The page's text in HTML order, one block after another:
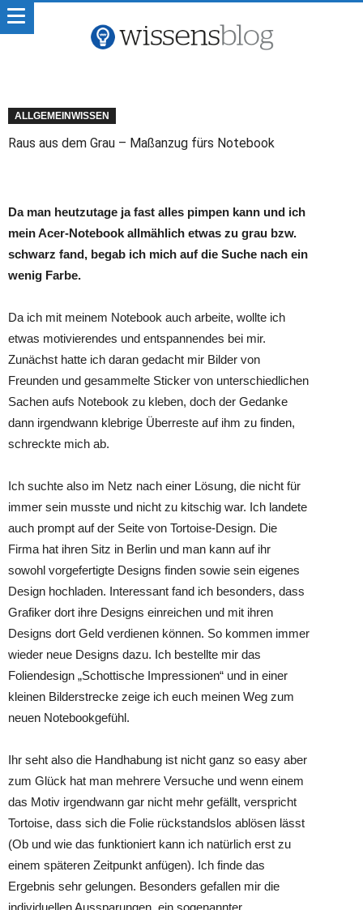
ALLGEMEINWISSEN
Raus aus dem Grau – Maßanzug fürs Notebook
Da man heutzutage ja fast alles pimpen kann und ich
mein Acer-Notebook allmählich etwas zu grau bzw.
schwarz fand, begab ich mich auf die Suche nach ein
wenig Farbe.
Da ich mit meinem Notebook auch arbeite, wollte ich
etwas motivierendes und entspannendes bei mir.
Zunächst hatte ich daran gedacht mir Bilder von
Freunden und gesammelte Sticker von unterschiedlichen
Sachen aufs Notebook zu kleben, doch der Gedanke
dann irgendwann klebrige Überreste auf ihm zu finden,
schreckte mich ab.
Ich suchte also im Netz nach einer Lösung, die nicht für
immer sein musste und nicht zu kitschig war. Ich landete
auch prompt auf der Seite von Tortoise-Design. Die
Firma hat ihren Sitz in Berlin und man kann auf ihr
sowohl vorgefertigte Designs finden sowie sein eigenes
Design hochladen. Interessant fand ich besonders, dass
Grafiker dort ihre Designs einreichen und mit ihren
Designs dort Geld verdienen können. So kommen immer
wieder neue Designs dazu. Ich bestellte mir das
Foliendesign „Schottische Impressionen“ und in einer
kleinen Bilderstrecke zeige ich euch meinen Weg zum
neuen Notebookgefühl.
Ihr seht also die Handhabung ist nicht ganz so easy aber
zum Glück hat man mehrere Versuche und wenn einem
das Motiv irgendwann gar nicht mehr gefällt, verspricht
Tortoise, dass sich die Folie rückstandslos ablösen lässt
(Ob und wie das funktioniert kann ich natürlich erst zu
einem späteren Zeitpunkt anfügen). Ich finde das
Ergebnis sehr gelungen. Besonders gefallen mir die
individuellen Aussparungen, ein sogenannter